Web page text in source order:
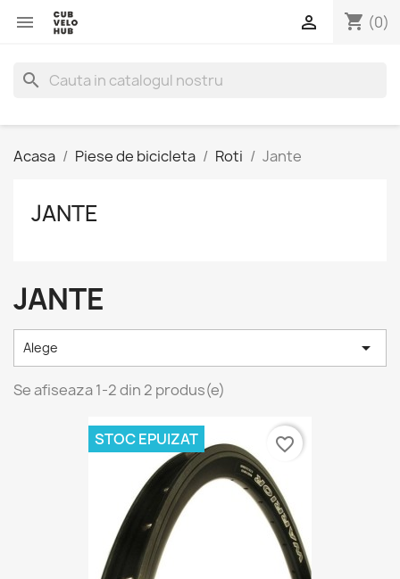
 shopping_cart (0)

search
Acasa Piese de bicicleta Roti Jante
JANTE
JANTE
Alege 
Se afiseaza 1-2 din 2 produs(e)
STOC EPUIZAT favorite_border